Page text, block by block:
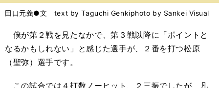
バ
田口元義●文 text by Taguchi Genkiphoto by Sankei Visual
僕が第２戦を見たなかで、第３戦以降に「ポイントと
なるかもしれない」と感じた選手が、２番を打つ松原
（聖弥）選手です。
この試合では４打数ノーヒット、２三振でしたが、凡